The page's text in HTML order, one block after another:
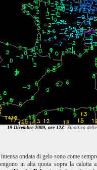
19 Dicembre 2009, ore 12Z: Sinottica
ondata di gelo sono come
in alta quota sopra la